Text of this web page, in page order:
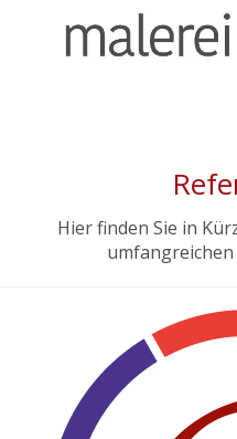
Hier finden Sie in